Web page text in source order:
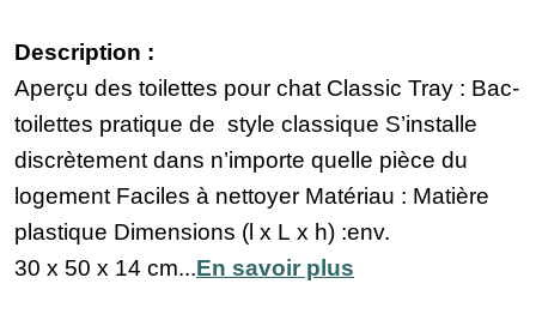
Description :
Aperçu des toilettes pour chat Classic Tray : Bac-
toilettes pratique de style classique S’installe
discrètement dans n’importe quelle pièce du
logement Faciles à nettoyer Matériau : Matière
plastique Dimensions (l x L x h) :env.
30 x 50 x 14 cm...En savoir plus